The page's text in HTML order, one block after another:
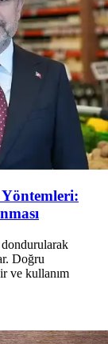
dondurularak
Doğru
ve kullanım